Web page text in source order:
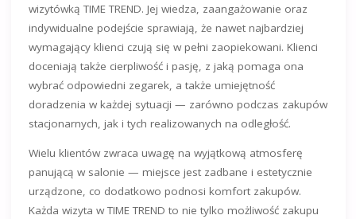
wizytówką TIME TREND. Jej wiedza, zaangażowanie oraz
indywidualne podejście sprawiają, że nawet najbardziej
wymagający klienci czują się w pełni zaopiekowani. Klienci
doceniają także cierpliwość i pasję, z jaką pomaga ona
wybrać odpowiedni zegarek, a także umiejętność
doradzenia w każdej sytuacji — zarówno podczas zakupów
stacjonarnych, jak i tych realizowanych na odległość.
Wielu klientów zwraca uwagę na wyjątkową atmosferę
panującą w salonie — miejsce jest zadbane i estetycznie
urządzone, co dodatkowo podnosi komfort zakupów.
Każda wizyta w TIME TREND to nie tylko możliwość zakupu